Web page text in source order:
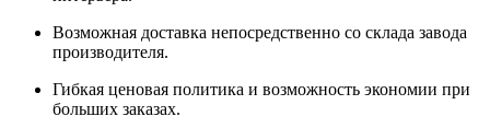
Возможная доставка непосредственно со склада завода
производителя.
Гибкая ценовая политика и возможность экономии при
больших заказах.